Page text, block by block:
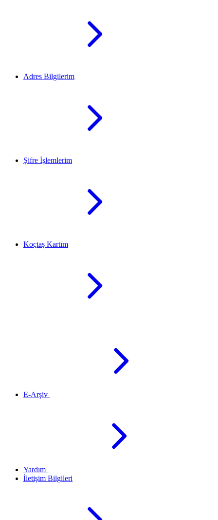
Adres Bilgilerim
Şifre İşlemlerim
Koçtaş Kartım
E-Arşiv
Yardım
İletişim Bilgileri